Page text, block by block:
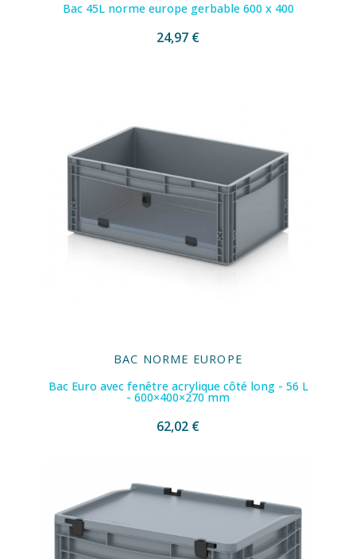
Bac 45L norme europe gerbable 600 x 400
24,97 €
BAC NORME EUROPE
Bac Euro avec fenêtre acrylique côté long - 56 L
- 600×400×270 mm
62,02 €